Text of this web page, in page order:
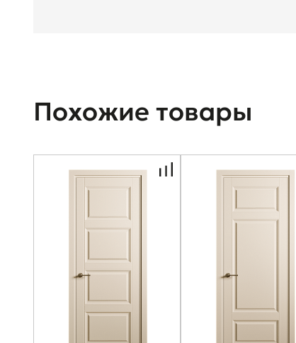
Похожие товары